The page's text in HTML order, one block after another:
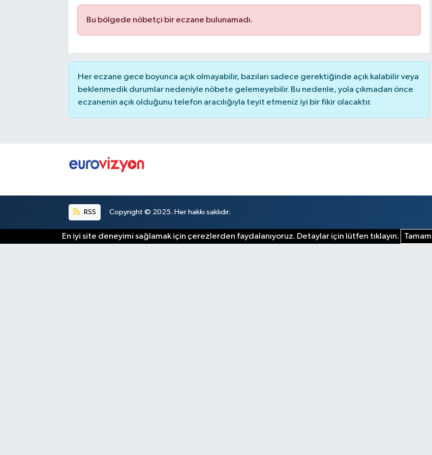
Bu bölgede nöbetçi bir eczane bulunamadı.
Her eczane gece boyunca açık olmayabilir, bazıları sadece gerektiğinde açık kalabilir veya
beklenmedik durumlar nedeniyle nöbete gelemeyebilir. Bu nedenle, yola çıkmadan önce
eczanenin açık olduğunu telefon aracılığıyla teyit etmeniz iyi bir fikir olacaktır.
RSS Copyright © 2025. Her hakkı saklıdır.
En iyi site deneyimi sağlamak için çerezlerden faydalanıyoruz. Detaylar için lütfen tıklayın. Tamam